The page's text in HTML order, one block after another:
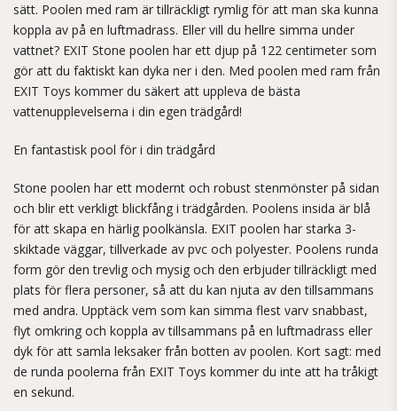
sätt. Poolen med ram är tillräckligt rymlig för att man ska kunna
koppla av på en luftmadrass. Eller vill du hellre simma under
vattnet? EXIT Stone poolen har ett djup på 122 centimeter som
gör att du faktiskt kan dyka ner i den. Med poolen med ram från
EXIT Toys kommer du säkert att uppleva de bästa
vattenupplevelserna i din egen trädgård!
En fantastisk pool för i din trädgård
Stone poolen har ett modernt och robust stenmönster på sidan
och blir ett verkligt blickfång i trädgården. Poolens insida är blå
för att skapa en härlig poolkänsla. EXIT poolen har starka 3-
skiktade väggar, tillverkade av pvc och polyester. Poolens runda
form gör den trevlig och mysig och den erbjuder tillräckligt med
plats för flera personer, så att du kan njuta av den tillsammans
med andra. Upptäck vem som kan simma flest varv snabbast,
flyt omkring och koppla av tillsammans på en luftmadrass eller
dyk för att samla leksaker från botten av poolen. Kort sagt: med
de runda poolerna från EXIT Toys kommer du inte att ha tråkigt
en sekund.